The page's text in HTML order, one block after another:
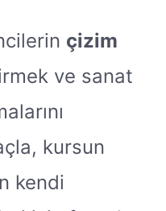
çizim
ve sanat
kursun
kendi